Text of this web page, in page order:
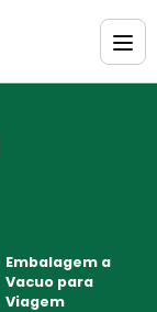
Embalagem a
Vacuo para
Viagem